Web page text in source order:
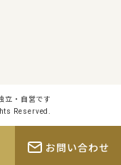
立・自営です
Reserved.
お問い合わせ